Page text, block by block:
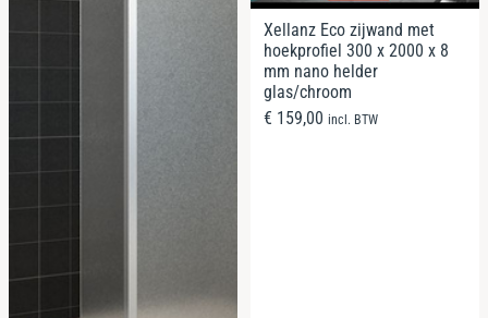
Xellanz Eco zijwand met
hoekprofiel 300 x 2000 x 8
mm nano helder
glas/chroom
€ 159,00 incl. BTW